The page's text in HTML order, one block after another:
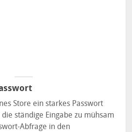
Store ein starkes Passwort
ständige Eingabe zu mühsam
Abfrage in den